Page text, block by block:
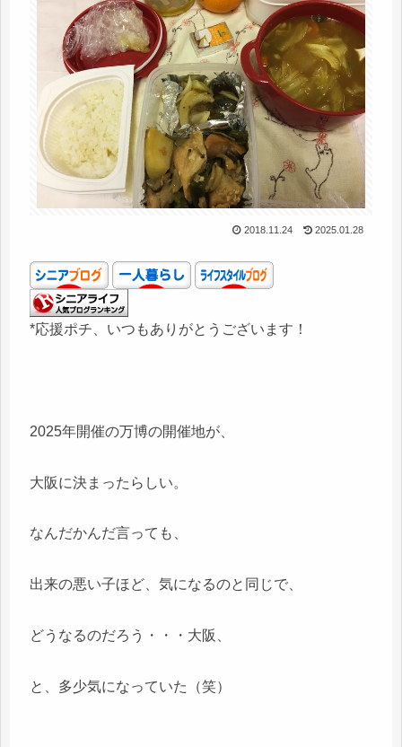
2018.11.24 2025.01.28
*応援ポチ、いつもありがとうございます！
2025年開催の万博の開催地が、
大阪に決まったらしい。
なんだかんだ言っても、
出来の悪い子ほど、気になるのと同じで、
どうなるのだろう・・・大阪、
と、多少気になっていた（笑）